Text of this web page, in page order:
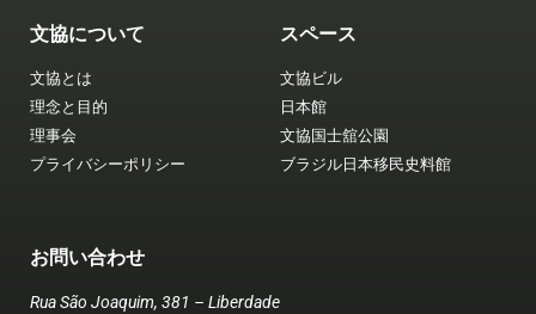
文協について
文協とは
理念と目的
理事会
プライバシーポリシー
スペース
文協ビル
日本館
文協国士舘公園
ブラジル日本移民史料館
お問い合わせ
Rua São Joaquim, 381 – Liberdade